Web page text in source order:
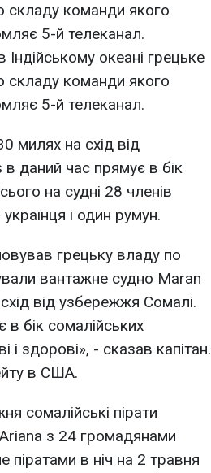
складу команди якого
5-й телеканал.
Індійському океані грецьке
складу команди якого
5-й телеканал.
милях на схід від
даний час прямує в бік
на судні 28 членів
українця і один румун.
грецьку владу по
вантажне судно Maran
від узбережжя Сомалі.
бік сомалійських
і здорові», - сказав капітан.
в США.
сомалійські пірати
з 24 громадянами
піратами в ніч на 2 травня